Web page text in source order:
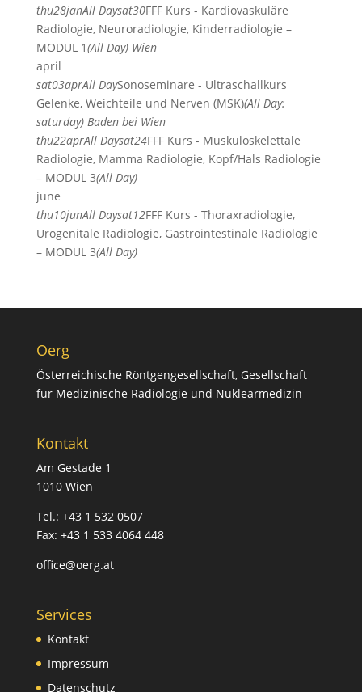
thu28janAll Daysat30FFF Kurs - Kardiovaskuläre
Radiologie, Neuroradiologie, Kinderradiologie –
MODUL 1(All Day) Wien
april
sat03aprAll DaySonoseminare - Ultraschallkurs
Gelenke, Weichteile und Nerven (MSK)(All Day:
saturday) Baden bei Wien
thu22aprAll Daysat24FFF Kurs - Muskuloskelettale
Radiologie, Mamma Radiologie, Kopf/Hals Radiologie
– MODUL 3(All Day)
june
thu10junAll Daysat12FFF Kurs - Thoraxradiologie,
Urogenitale Radiologie, Gastrointestinale Radiologie
– MODUL 3(All Day)
Oerg
Österreichische Röntgengesellschaft, Gesellschaft
für Medizinische Radiologie und Nuklearmedizin
Kontakt
Am Gestade 1
1010 Wien
Tel.: +43 1 532 0507
Fax: +43 1 533 4064 448
office@oerg.at
Services
Kontakt
Impressum
Datenschutz